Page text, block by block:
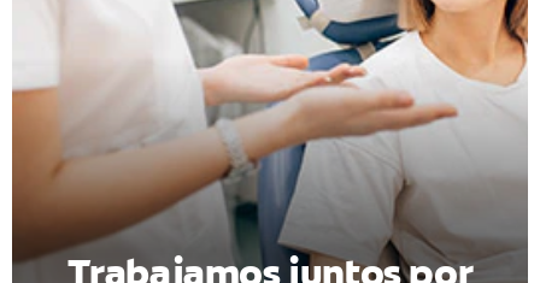
DONDE COMPRAR
PY (ES)
SUSCRÍBASE